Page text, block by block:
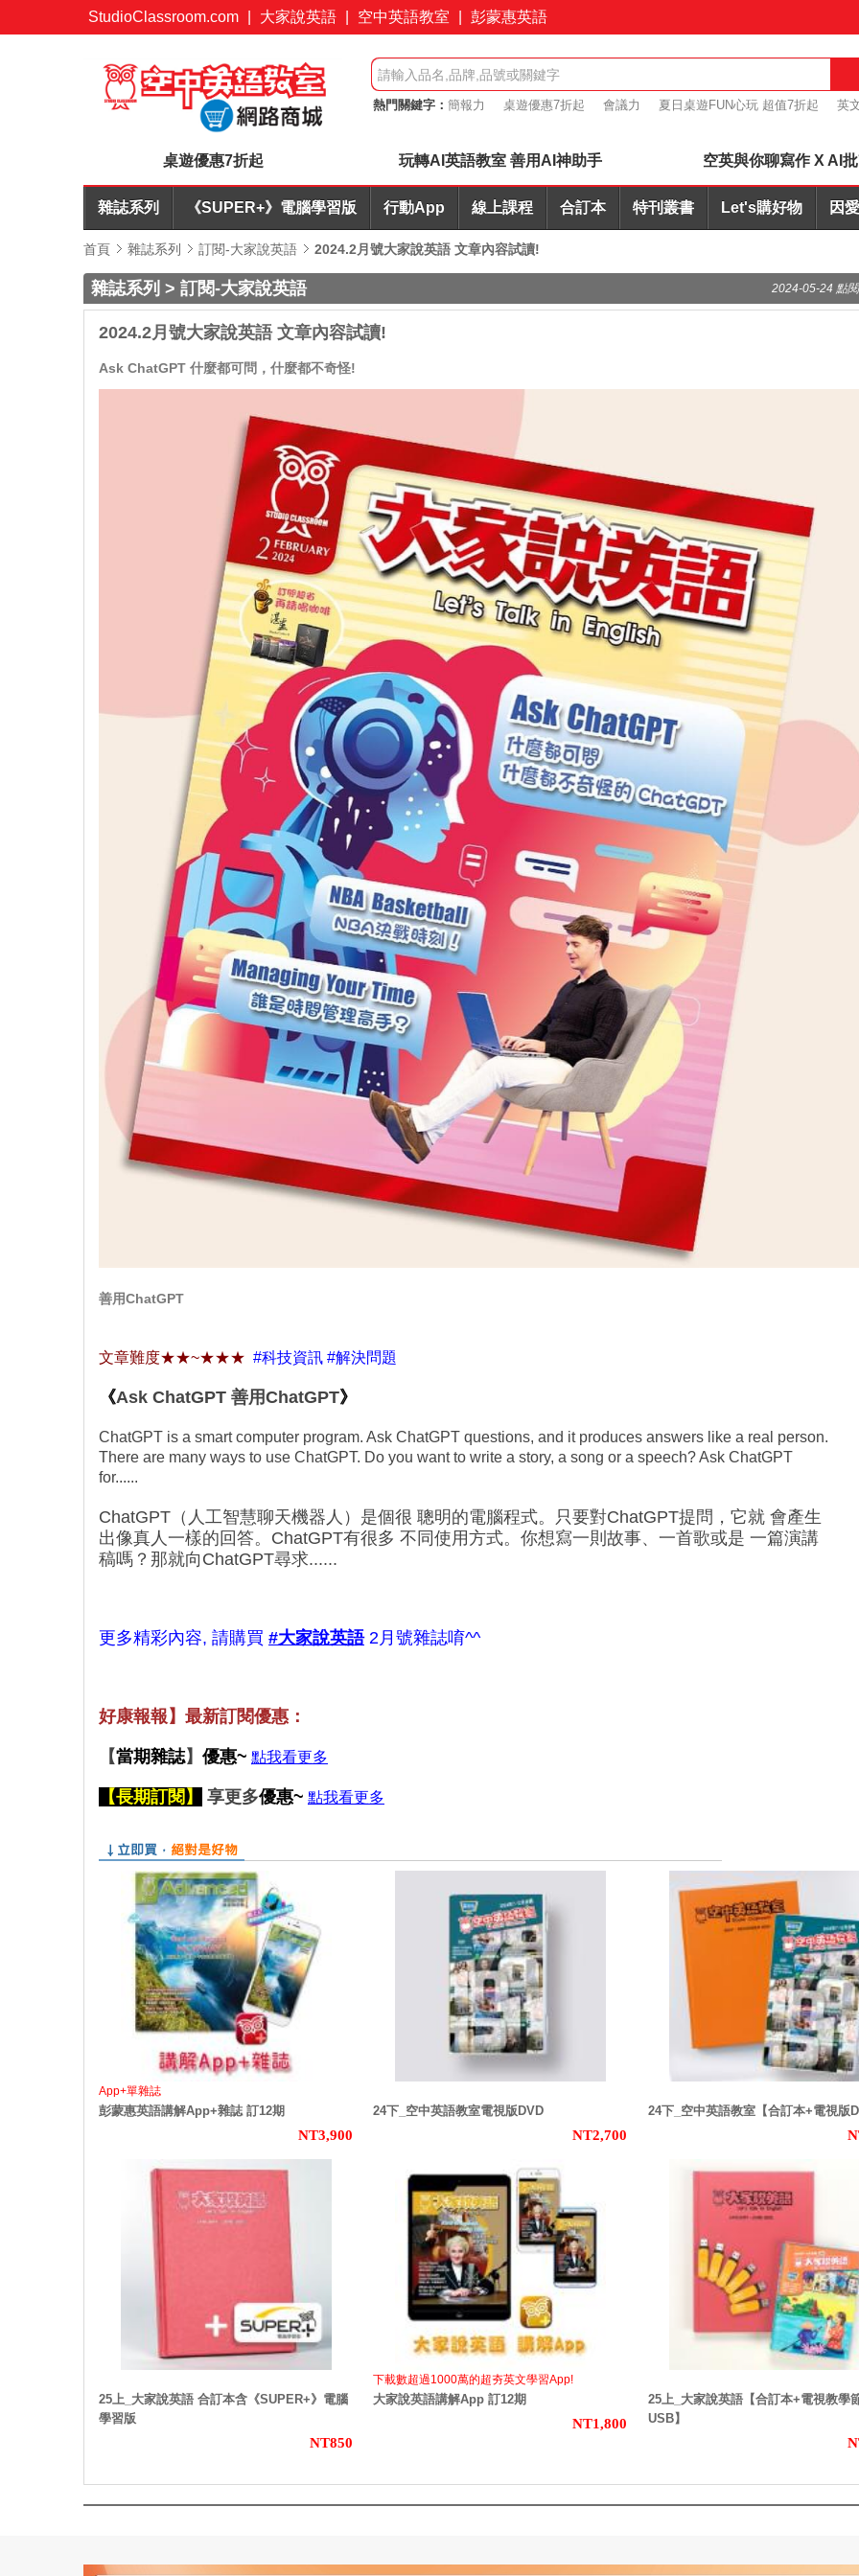
StudioClassroom.com 大家說英語 空中英語教室 彭蒙惠英語
熱門關鍵字： 簡報力 桌遊優惠7折起 會議力 夏日桌遊FUN心玩 超值7折起
英
桌遊優惠7折起 玩轉AI英語教室 善用AI神助手 空英與你聊寫作 X AI
雜誌系列 《SUPER+》電腦學習版 行動App 線上課程 合訂本 特刊叢書 Let's購好物 因
首頁 雜誌系列 訂閱-大家說英語 2024.2月號大家說英語 文章內容試讀!
雜誌系列 > 訂閱-大家說英語 2024-05-24 點
2024.2月號大家說英語 文章內容試讀!
Ask ChatGPT 什麼都可問，什麼都不奇怪!
善用ChatGPT
文章難度★★~★★★ #科技資訊 #解決問題
《Ask ChatGPT 善用ChatGPT》
ChatGPT is a smart computer program. Ask ChatGPT questions, and it produces answers like a real person.
There are many ways to use ChatGPT. Do you want to write a story, a song or a speech? Ask ChatGPT
for......
ChatGPT（人工智慧聊天機器人）是個很 聰明的電腦程式。只要對ChatGPT提問，它就 會產生
出像真人一樣的回答。ChatGPT有很多 不同使用方式。你想寫一則故事、一首歌或是 一篇演講
稿嗎？那就向ChatGPT尋求......
更多精彩內容, 請購買 #大家說英語2月號雜誌唷^^
好康報報】最新訂閱優惠：
【當期雜誌】 優惠~ 點我看更多
【長期訂閱】 享更多優惠~ 點我看更多
App+單雜誌
彭蒙惠英語講解App+雜誌 訂12期
NT3,900
24下_空中英語教室電視版DVD
NT2,700
24下_空中英語教室【合訂本+電視版
25上_大家說英語 合訂本含《SUPER+》電腦
學習版
NT850
下載數超過1000萬的超夯英文學習App!
大家說英語講解App 訂12期
NT1,800
25上_大家說英語【合訂本+電視教學
USB】